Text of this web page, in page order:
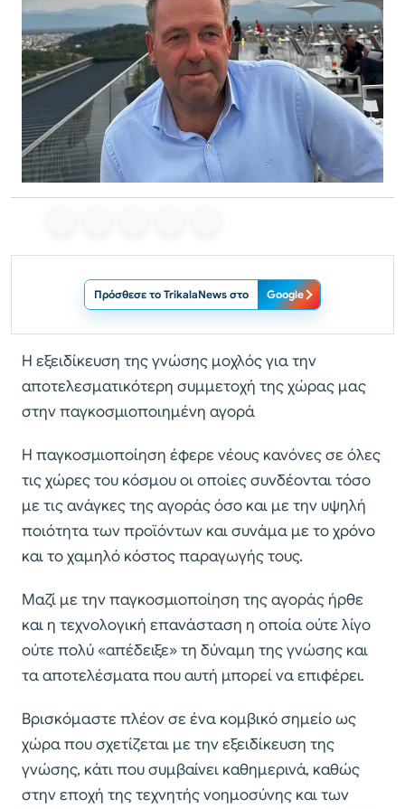
Πρόσθεσε το TrikalaNews στο Google
Η εξειδίκευση της γνώσης μοχλός για την
αποτελεσματικότερη συμμετοχή της χώρας μας
στην παγκοσμιοποιημένη αγορά
Η παγκοσμιοποίηση έφερε νέους κανόνες σε όλες
τις χώρες του κόσμου οι οποίες συνδέονται τόσο
με τις ανάγκες της αγοράς όσο και με την υψηλή
ποιότητα των προϊόντων και συνάμα με το χρόνο
και το χαμηλό κόστος παραγωγής τους.
Μαζί με την παγκοσμιοποίηση της αγοράς ήρθε
και η τεχνολογική επανάσταση η οποία ούτε λίγο
ούτε πολύ «απέδειξε» τη δύναμη της γνώσης και
τα αποτελέσματα που αυτή μπορεί να επιφέρει.
Βρισκόμαστε πλέον σε ένα κομβικό σημείο ως
χώρα που σχετίζεται με την εξειδίκευση της
γνώσης, κάτι που συμβαίνει καθημερινά, καθώς
στην εποχή της τεχνητής νοημοσύνης και των